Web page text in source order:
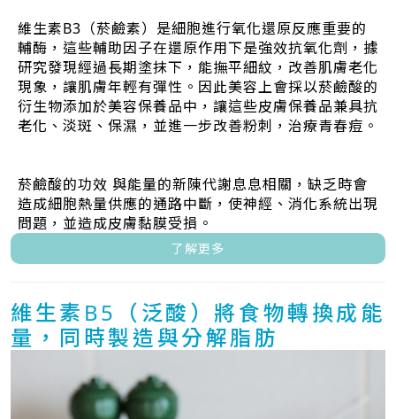
維生素B3（菸鹼素）是細胞進行氧化還原反應重要的
輔酶，這些輔助因子在還原作用下是強效抗氧化劑，據
研究發現經過長期塗抹下，能撫平細紋，改善肌膚老化
現象，讓肌膚年輕有彈性。因此美容上會採以菸鹼酸的
衍生物添加於美容保養品中，讓這些皮膚保養品兼具抗
老化、淡斑、保濕，並進一步改善粉刺，治療青春痘。
菸鹼酸的功效 與能量的新陳代謝息息相關，缺乏時會
造成細胞熱量供應的通路中斷，使神經、消化系統出現
問題，並造成皮膚黏膜受損。
了解更多
維生素B5（泛酸）將食物轉換成能
量，同時製造與分解脂肪